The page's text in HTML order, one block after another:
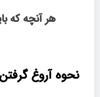
هر آنچه که
نحوه آروغ